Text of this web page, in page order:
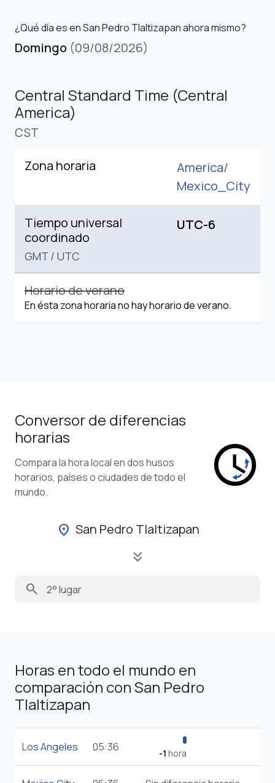
¿Qué día es en San Pedro Tlaltizapan ahora mismo?
Domingo (09/08/2026)
Central Standard Time (Central
America)
CST
Zona horaria
America/
Mexico_City
Tiempo universal
coordinado
GMT / UTC
UTC-6
Horario de verano
En ésta zona horaria no hay horario de verano.
Conversor de diferencias
horarias
Compara la hora local en dos husos
horarios, países o ciudades de todo el
mundo.
location_on San Pedro Tlaltizapan
keyboard_double_arrow_down
search
Horas en todo el mundo en
comparación con San Pedro
Tlaltizapan
Los Angeles 05:36 -1 hora